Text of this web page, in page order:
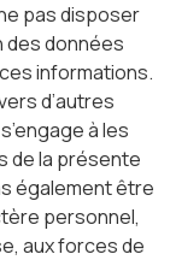
pas disposer
des données
informations.
d’autres
à les
de la présente
également être
personnel,
aux forces de